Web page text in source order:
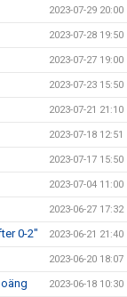
2023-07-29 20:00
2023-07-28 19:50
2023-07-27 19:00
2023-07-23 15:50
2023-07-21 21:10
2023-07-18 12:51
2023-07-17 15:50
2023-07-04 11:00
2023-06-27 17:32
0-2" 2023-06-21 21:40
2023-06-20 18:07
2023-06-18 10:30